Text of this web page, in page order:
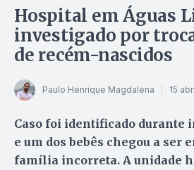
Hospital em Águas
investigado por
de recém-nascidos
Paulo Henrique Magdalena 15
Caso foi identificado durante
e um dos bebês chegou a ser
família incorreta. A unidade